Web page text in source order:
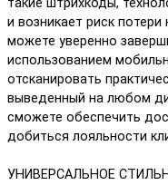
такие штрихкоды,
и возникает риск
можете уверенно
использованием
отсканировать
выведенный на любом
сможете обеспечить
добиться лояльности
УНИВЕРСАЛЬНОЕ